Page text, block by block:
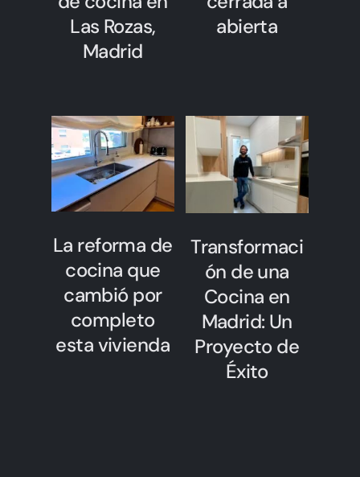
Las Rozas,
Madrid
abierta
La reforma de
cocina que
cambió por
completo
esta vivienda
Transformaci
ón de una
Cocina en
Madrid: Un
Proyecto de
Éxito